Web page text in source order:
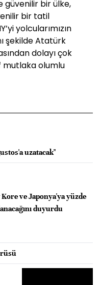
güvenilir bir ülke,
bir tatil
yolcularımızın
şekilde Atatürk
dolayı çok
mutlaka olumlu
uzatacak"
ve Japonya'ya yüzde
duyurdu